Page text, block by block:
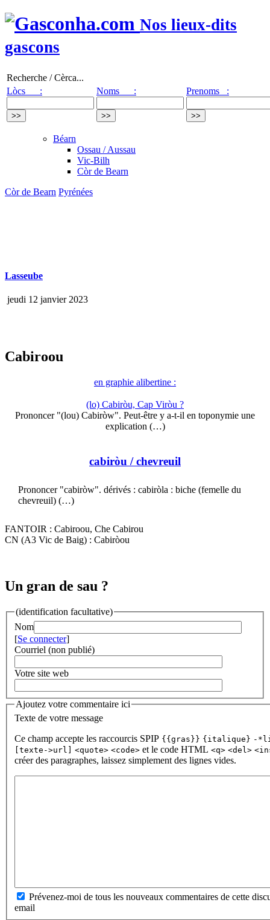
Nos lieux-dits
gascons
Recherche / Cèrca...
Lòcs :
Noms : Prenoms :
Béarn
Ossau / Aussau
Vic-Bilh
Còr de Bearn
Còr de Bearn Pyrénées
Lasseube
jeudi 12 janvier 2023
Cabiroou
en graphie alibertine :
(lo) Cabiròu, Cap Viròu ?
Prononcer "(lou) Cabiròw". Peut-être y a-t-il en toponymie une
explication (…)
cabiròu / chevreuil
Prononcer "cabiròw". dérivés : cabiròla : biche (femelle du
chevreuil) (…)
FANTOIR : Cabiroou, Che Cabirou
CN (A3 Vic de Baig) : Cabiròou
Un gran de sau ?
(identification facultative)
Nom
[Se connecter]
Courriel (non publié)
Votre site web
Ajoutez votre commentaire ici
Texte de votre message
Ce champ accepte les raccourcis SPIP {{gras}} {italique} -
[texte->url]
<quote> <code> et le code HTML <q> <del>
créer des paragraphes, laissez simplement des lignes vides.
Prévenez-moi de tous les nouveaux commentaires de cette
email